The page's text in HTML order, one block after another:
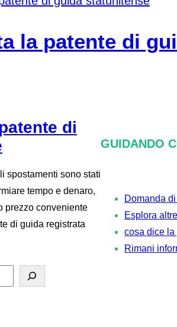
la patente di
di
spostamenti sono stati
tempo e denaro,
prezzo conveniente
di guida registrata
GUIDANDO
Domanda
Esplora
cosa dice la
Rimani